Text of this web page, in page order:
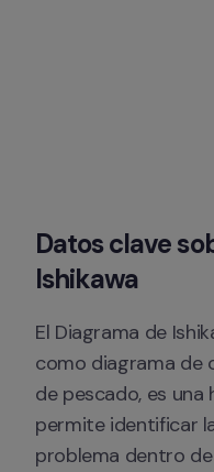
Datos clave
Ishikawa
El Diagrama de
como diagrama de
de pescado, es
permite identificar
problema dentro